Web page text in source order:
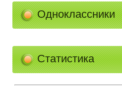
Одноклассники
Статистика